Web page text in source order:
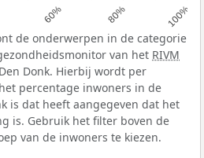
60% 80% 100%
de onderwerpen in de categorie
van het RIVM
Donk. Hierbij wordt per
percentage inwoners in de
is dat heeft aangegeven dat het
is. Gebruik het filter boven de
van de inwoners te kiezen.